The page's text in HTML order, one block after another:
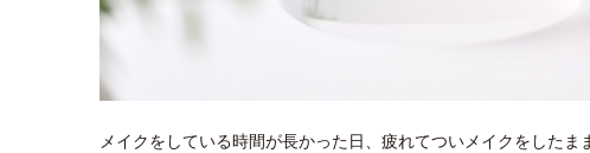
メイクをしている時間が長かった日、疲れてついメイクをしたま